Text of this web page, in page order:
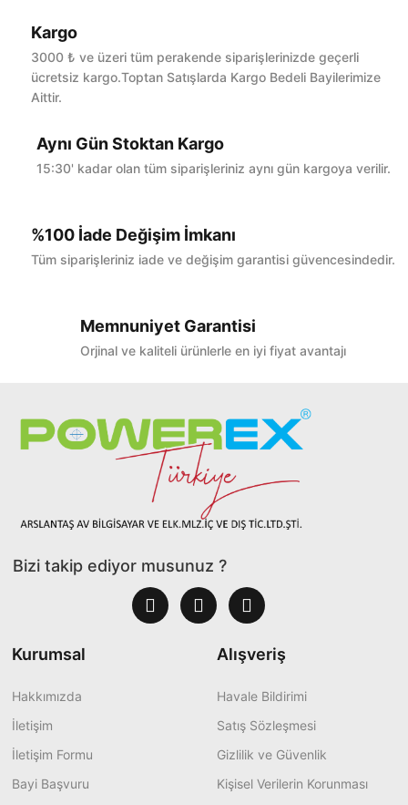
Bu ürüne ilk yorumu siz yapın!
Kargo
3000 ₺ ve üzeri tüm perakende siparişlerinizde geçerli
ücretsiz kargo.Toptan Satışlarda Kargo Bedeli Bayilerimize
Aittir.
Aynı Gün Stoktan Kargo
15:30' kadar olan tüm siparişleriniz aynı gün kargoya verilir.
%100 İade Değişim İmkanı
Tüm siparişleriniz iade ve değişim garantisi güvencesindedir.
Memnuniyet Garantisi
Orjinal ve kaliteli ürünlerle en iyi fiyat avantajı
Bizi takip ediyor musunuz ?
Kurumsal
Hakkımızda
İletişim
İletişim Formu
Bayi Başvuru
Alışveriş
Havale Bildirimi
Satış Sözleşmesi
Gizlilik ve Güvenlik
Kişisel Verilerin Korunması